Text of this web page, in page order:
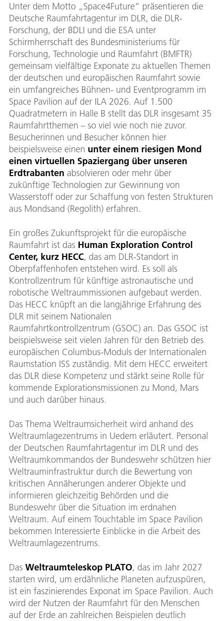
Unter dem Motto „Space4Future“ präsentieren die
Deutsche Raumfahrtagentur im DLR, die DLR-
Forschung, der BDLI und die ESA unter
Schirmherrschaft des Bundesministeriums für
Forschung, Technologie und Raumfahrt (BMFTR)
gemeinsam vielfältige Exponate zu aktuellen Themen
der deutschen und europäischen Raumfahrt sowie
ein umfangreiches Bühnen- und Eventprogramm im
Space Pavilion auf der ILA 2026. Auf 1.500
Quadratmetern in Halle B stellt das DLR insgesamt 35
Raumfahrtthemen – so viel wie noch nie zuvor.
Besucherinnen und Besucher können hier
beispielsweise einen unter einem riesigen Mond
einen virtuellen Spaziergang über unseren
Erdtrabanten absolvieren oder mehr über
zukünftige Technologien zur Gewinnung von
Wasserstoff oder zur Schaffung von festen Strukturen
aus Mondsand (Regolith) erfahren.
Ein großes Zukunftsprojekt für die europäische
Raumfahrt ist das Human Exploration Control
Center, kurz HECC, das am DLR-Standort in
Oberpfaffenhofen entstehen wird. Es soll als
Kontrollzentrum für künftige astronautische und
robotische Weltraummissionen aufgebaut werden.
Das HECC knüpft an die langjährige Erfahrung des
DLR mit seinem Nationalen
Raumfahrtkontrollzentrum (GSOC) an. Das GSOC ist
beispielsweise seit vielen Jahren für den Betrieb des
europäischen Columbus-Moduls der Internationalen
Raumstation ISS zuständig. Mit dem HECC erweitert
das DLR diese Kompetenz und stärkt seine Rolle für
kommende Explorationsmissionen zu Mond, Mars
und auch darüber hinaus.
Das Thema Weltraumsicherheit wird anhand des
Weltraumlagezentrums in Uedem erläutert. Personal
der Deutschen Raumfahrtagentur im DLR und des
Weltraumkommandos der Bundeswehr schützen hier
Weltrauminfrastruktur durch die Bewertung von
kritischen Annäherungen anderer Objekte und
informieren gleichzeitig Behörden und die
Bundeswehr über die Situation im erdnahen
Weltraum. Auf einem Touchtable im Space Pavilion
bekommen Interessierte Einblicke in die Arbeit des
Weltraumlagezentrums.
Das Weltraumteleskop PLATO, das im Jahr 2027
starten wird, um erdähnliche Planeten aufzuspüren,
ist ein faszinierendes Exponat im Space Pavilion. Auch
wird der Nutzen der Raumfahrt für den Menschen
auf der Erde an zahlreichen Beispielen deutlich